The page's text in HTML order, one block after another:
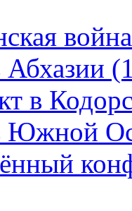
в
Южной